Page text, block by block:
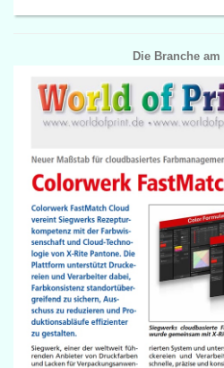
Die Branche am